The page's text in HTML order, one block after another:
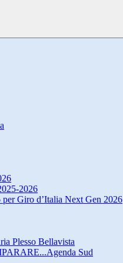
2026
Giro d’Italia Next Gen 2026
Plesso Bellavista
Sud